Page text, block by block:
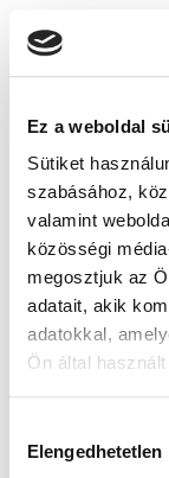
Ez a weboldal
Sütiket
szabásához,
valamint
közösségi
megosztjuk az
adatait, akik
adatokkal,
Ön által
kiválasztása
Elengedhetetlen